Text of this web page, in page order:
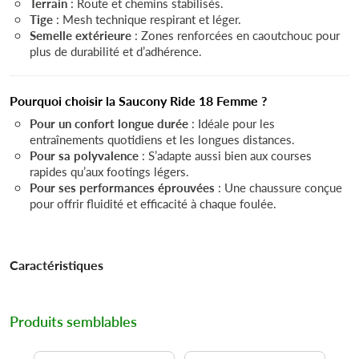
Tige : Mesh technique respirant et léger.
Semelle extérieure : Zones renforcées en caoutchouc pour
plus de durabilité et d’adhérence.
Pourquoi choisir la Saucony Ride 18 Femme ?
Pour un confort longue durée : Idéale pour les
entraînements quotidiens et les longues distances.
Pour sa polyvalence : S’adapte aussi bien aux courses
rapides qu’aux footings légers.
Pour ses performances éprouvées : Une chaussure conçue
pour offrir fluidité et efficacité à chaque foulée.
Caractéristiques
Produits semblables